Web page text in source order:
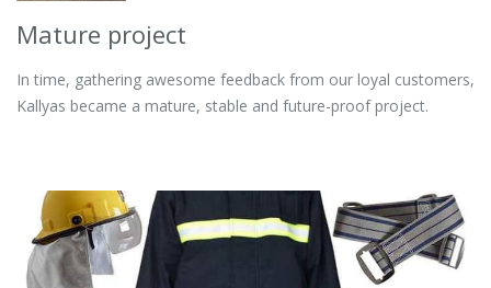
Mature project
In time, gathering awesome feedback from our loyal customers,
Kallyas became a mature, stable and future-proof project.